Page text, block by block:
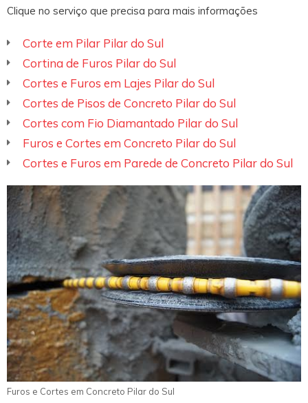
Clique no serviço que precisa para mais informações
Corte em Pilar Pilar do Sul
Cortina de Furos Pilar do Sul
Cortes e Furos em Lajes Pilar do Sul
Cortes de Pisos de Concreto Pilar do Sul
Cortes com Fio Diamantado Pilar do Sul
Furos e Cortes em Concreto Pilar do Sul
Cortes e Furos em Parede de Concreto Pilar do Sul
Furos e Cortes em Concreto Pilar do Sul